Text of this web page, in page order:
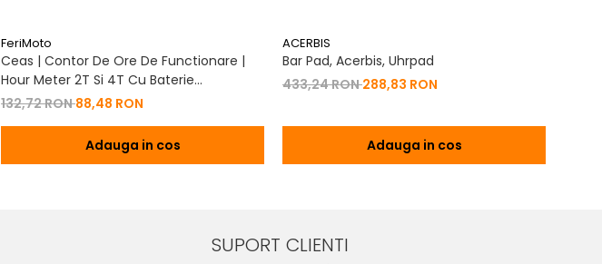
FeriMoto
Ceas | Contor De Ore De Functionare |
Hour Meter 2T Si 4T Cu Baterie
Schimbabila Pt. Motor Pe Benzina 2T | 4T
132,72 RON88,48 RON
Adauga in cos
ACERBIS
Bar Pad, Acerbis, Uhrpad
433,24 RON288,83 RON
Adauga in cos
SUPORT CLIENTI